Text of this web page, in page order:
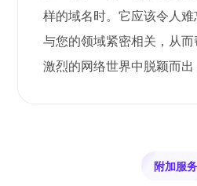
样的域名时。它应该令人
与您的领域紧密相关，从
激烈的网络世界中脱颖而出
附加服务